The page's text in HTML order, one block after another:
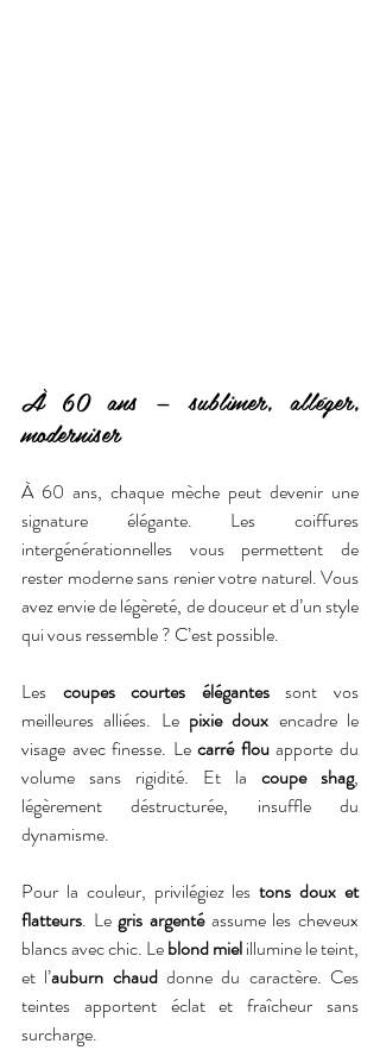
À 60 ans — sublimer, alléger,
moderniser
À 60 ans, chaque mèche peut devenir une
signature élégante. Les coiffures
intergénérationnelles vous permettent de
rester moderne sans renier votre naturel. Vous
avez envie de légèreté, de douceur et d’un style
qui vous ressemble ? C’est possible.
Les coupes courtes élégantes sont vos
meilleures alliées. Le pixie doux encadre le
visage avec finesse. Le carré flou apporte du
volume sans rigidité. Et la coupe shag,
légèrement déstructurée, insuffle du
dynamisme.
Pour la couleur, privilégiez les tons doux et
flatteurs. Le gris argenté assume les cheveux
blancs avec chic. Le blond miel illumine le teint,
et l’auburn chaud donne du caractère. Ces
teintes apportent éclat et fraîcheur sans
surcharge.